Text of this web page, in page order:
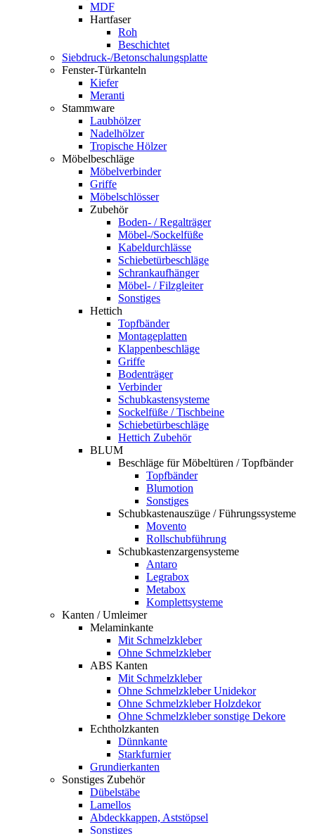
MDF
Hartfaser
Roh
Beschichtet
Siebdruck-/Betonschalungsplatte
Fenster-Türkanteln
Kiefer
Meranti
Stammware
Laubhölzer
Nadelhölzer
Tropische Hölzer
Möbelbeschläge
Möbelverbinder
Griffe
Möbelschlösser
Zubehör
Boden- / Regalträger
Möbel-/Sockelfüße
Kabeldurchlässe
Schiebetürbeschläge
Schrankaufhänger
Möbel- / Filzgleiter
Sonstiges
Hettich
Topfbänder
Montageplatten
Klappenbeschläge
Griffe
Bodenträger
Verbinder
Schubkastensysteme
Sockelfüße / Tischbeine
Schiebetürbeschläge
Hettich Zubehör
BLUM
Beschläge für Möbeltüren / Topfbänder
Topfbänder
Blumotion
Sonstiges
Schubkastenauszüge / Führungssysteme
Movento
Rollschubführung
Schubkastenzargensysteme
Antaro
Legrabox
Metabox
Komplettsysteme
Kanten / Umleimer
Melaminkante
Mit Schmelzkleber
Ohne Schmelzkleber
ABS Kanten
Mit Schmelzkleber
Ohne Schmelzkleber Unidekor
Ohne Schmelzkleber Holzdekor
Ohne Schmelzkleber sonstige Dekore
Echtholzkanten
Dünnkante
Starkfurnier
Grundierkanten
Sonstiges Zubehör
Dübelstäbe
Lamellos
Abdeckkappen, Aststöpsel
Sonstiges